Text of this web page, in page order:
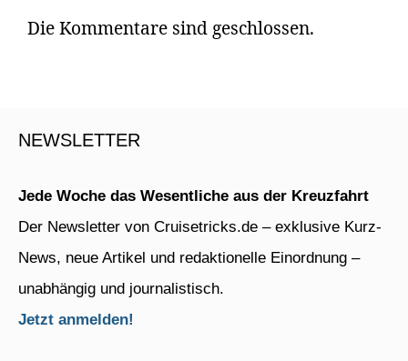
Die Kommentare sind geschlossen.
NEWSLETTER
Jede Woche das Wesentliche aus der Kreuzfahrt
Der Newsletter von Cruisetricks.de – exklusive Kurz-
News, neue Artikel und redaktionelle Einordnung –
unabhängig und journalistisch.
Jetzt anmelden!